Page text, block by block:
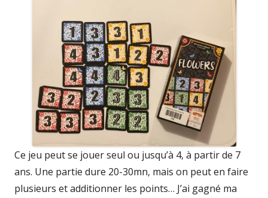
Ce jeu peut se jouer seul ou jusqu’à 4, à partir de 7
ans. Une partie dure 20-30mn, mais on peut en faire
plusieurs et additionner les points… J’ai gagné ma